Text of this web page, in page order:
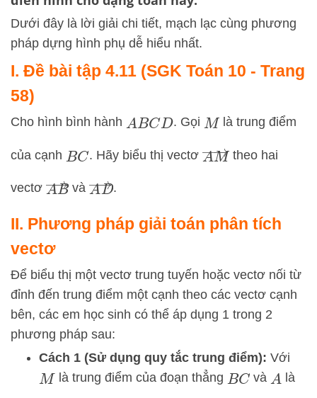
Dưới đây là lời giải chi tiết, mạch lạc cùng phương
pháp dựng hình phụ dễ hiểu nhất.
I. Đề bài tập 4.11 (SGK Toán 10 - Trang
58)
Cho hình bình hành ABCD . Gọi M là trung điểm
của cạnh BC. Hãy biểu thị vectơ AM→theo hai
vectơ AB→
vàAD→
.
II. Phương pháp giải toán phân tích
vectơ
Để biểu thị một vectơ trung tuyến hoặc vectơ nối từ
đỉnh đến trung điểm một cạnh theo các vectơ cạnh
bên, các em học sinh có thể áp dụng 1 trong 2
phương pháp sau:
Cách 1 (Sử dụng quy tắc trung điểm): Với
M là trung điểm của đoạn thẳng BC và A là